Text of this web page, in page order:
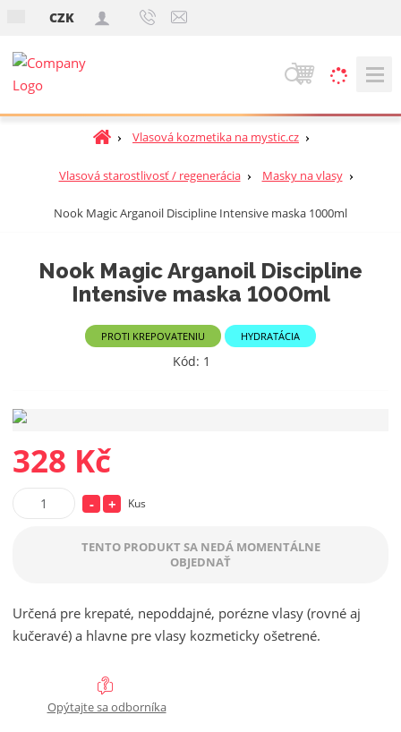
CZK
V
h
d
á
n
i
Ú
o
n
t
r
n
a
Vlasová kozmetika na mystic.cz
Vlasová starostlivosť / regenerácia Masky na vlasy
Nook Magic Arganoil Discipline Intensive maska ​​1000ml
Nook Magic Arganoil Discipline
Intensive maska ​​1000ml
PROTI KREPOVATENIU HYDRATÁCIA
Kód: 1
328 Kč
Z
ť
p
N
v
i
ť
n
o
S
í
t
m
o
ž
Kus
TENTO PRODUKT SA NEDÁ MOMENTÁLNE
OBJEDNAŤ
Určená pre krepaté, nepoddajné, porézne vlasy (rovné aj
kučeravé) a hlavne pre vlasy kozmeticky ošetrené.
Opýtajte sa odborníka